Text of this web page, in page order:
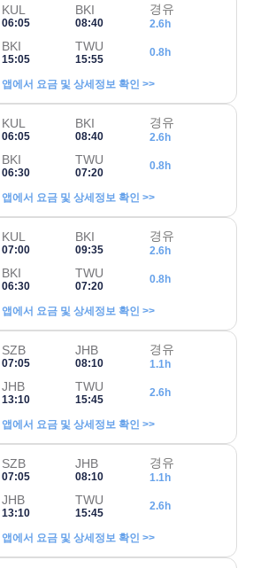
KUL
06:05
BKI
08:40
경유
2.6h
BKI
15:05
TWU
15:55
0.8h
앱에서 요금 및 상세정보 확인 >>
KUL
06:05
BKI
08:40
경유
2.6h
BKI
06:30
TWU
07:20
0.8h
앱에서 요금 및 상세정보 확인 >>
KUL
07:00
BKI
09:35
경유
2.6h
BKI
06:30
TWU
07:20
0.8h
앱에서 요금 및 상세정보 확인 >>
SZB
07:05
JHB
08:10
경유
1.1h
JHB
13:10
TWU
15:45
2.6h
앱에서 요금 및 상세정보 확인 >>
SZB
07:05
JHB
08:10
경유
1.1h
JHB
13:10
TWU
15:45
2.6h
앱에서 요금 및 상세정보 확인 >>